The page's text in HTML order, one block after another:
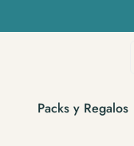
Packs y Regalos